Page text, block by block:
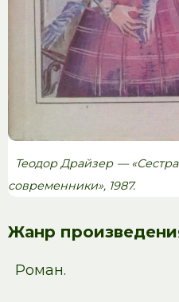
Теодор Драйзер —
современники», 1987.
Жанр
Роман.